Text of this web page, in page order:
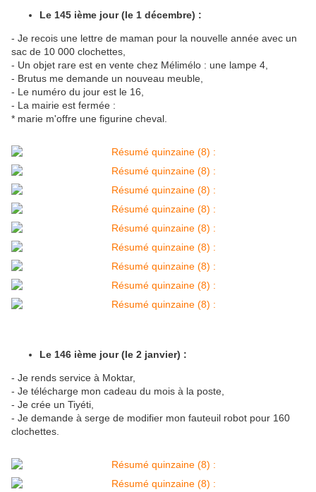
Le 145 ième jour (le 1 décembre) :
- Je recois une lettre de maman pour la nouvelle année avec un
sac de 10 000 clochettes,
- Un objet rare est en vente chez Mélimélo : une lampe 4,
- Brutus me demande un nouveau meuble,
- Le numéro du jour est le 16,
- La mairie est fermée :
* marie m'offre une figurine cheval.
Le 146 ième jour (le 2 janvier) :
- Je rends service à Moktar,
- Je télécharge mon cadeau du mois à la poste,
- Je crée un Tiyéti,
- Je demande à serge de modifier mon fauteuil robot pour 160
clochettes.